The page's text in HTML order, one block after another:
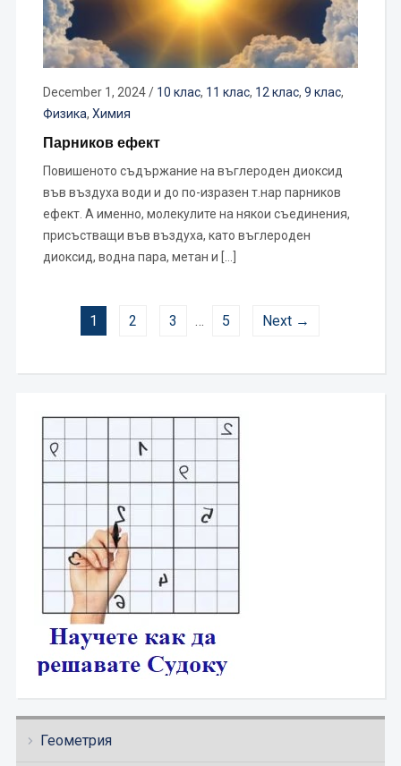
Геометрия
December 1, 2024/ 10 клас, 11 клас, 12 клас, 9 клас,
Физика, Химия
Парников ефект
Повишеното съдържание на въглероден диоксид
във въздуха води и до по-изразен т.нар парников
ефект. А именно, молекулите на някои съединения,
присъстващи във въздуха, като въглероден
диоксид, водна пара, метан и […]
1 2 3 … 5 Next →